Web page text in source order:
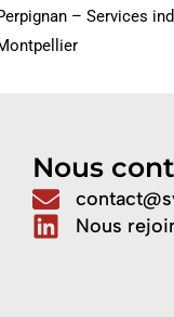
– Services
Nous
Nous